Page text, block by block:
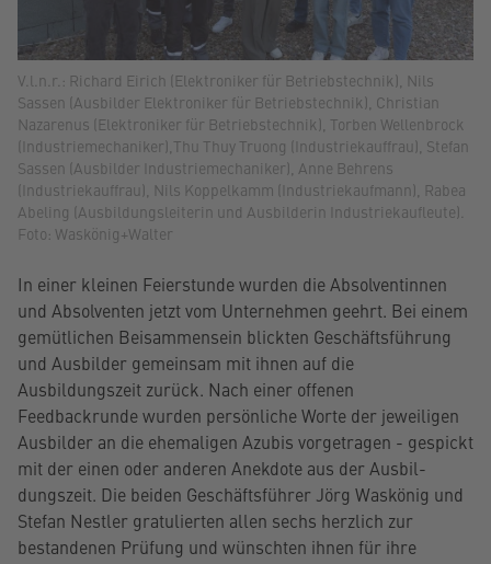
V.l.n.r.: Richard Eirich (Elektroniker für Betriebstechnik), Nils
Sassen (Ausbilder Elektroniker für Betriebstechnik), Christian
Nazarenus (Elektroniker für Betriebstechnik), Torben Wellenbrock
(Industriemechaniker),Thu Thuy Truong (Industriekauffrau), Stefan
Sassen (Ausbilder Industriemechaniker), Anne Behrens
(Industriekauffrau), Nils Koppelkamm (Industriekaufmann), Rabea
Abeling (Ausbildungsleiterin und Ausbilderin Industriekaufleute).
Foto: Waskönig+Walter
In einer kleinen Feierstunde wurden die Absolventinnen
und Absolventen jetzt vom Unternehmen geehrt. Bei einem
gemütlichen Beisammensein blickten Geschäftsführung
und Ausbilder gemeinsam mit ihnen auf die
Ausbildungszeit zurück. Nach einer offenen
Feedbackrunde wurden persönliche Worte der jeweiligen
Ausbilder an die ehemaligen Azubis vorgetragen - gespickt
mit der einen oder anderen Anekdote aus der Ausbil-
dungszeit. Die beiden Geschäftsführer Jörg Waskönig und
Stefan Nestler gratulierten allen sechs herzlich zur
bestandenen Prüfung und wünschten ihnen für ihre